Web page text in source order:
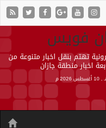
فويس
تهتم بنقل اخبار متنوعة من
اخبار منطقة جازان
10 أغسطس 2026 م